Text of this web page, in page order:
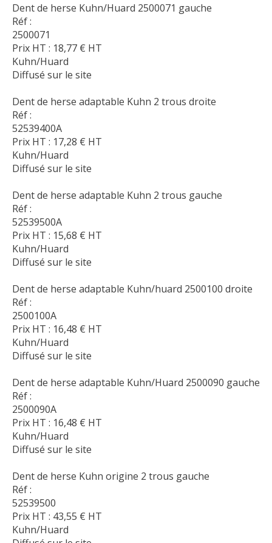
Dent de herse Kuhn/Huard 2500071 gauche
Réf :
2500071
Prix HT : 18,77 € HT
Kuhn/Huard
Diffusé sur le site
Dent de herse adaptable Kuhn 2 trous droite
Réf :
52539400A
Prix HT : 17,28 € HT
Kuhn/Huard
Diffusé sur le site
Dent de herse adaptable Kuhn 2 trous gauche
Réf :
52539500A
Prix HT : 15,68 € HT
Kuhn/Huard
Diffusé sur le site
Dent de herse adaptable Kuhn/huard 2500100 droite
Réf :
2500100A
Prix HT : 16,48 € HT
Kuhn/Huard
Diffusé sur le site
Dent de herse adaptable Kuhn/Huard 2500090 gauche
Réf :
2500090A
Prix HT : 16,48 € HT
Kuhn/Huard
Diffusé sur le site
Dent de herse Kuhn origine 2 trous gauche
Réf :
52539500
Prix HT : 43,55 € HT
Kuhn/Huard